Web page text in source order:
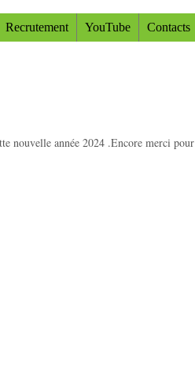
Recrutement YouTube Contacts
nouvelle année 2024 .Encore merci pour